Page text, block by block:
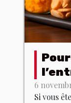
6
Si vous